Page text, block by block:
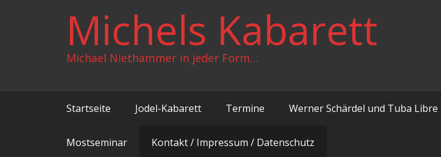
Michels Kabarett
Michael Niethammer in jeder Form…
Startseite Jodel-Kabarett Termine Werner Schärdel und Tuba Libre
Mostseminar Kontakt / Impressum / Datenschutz